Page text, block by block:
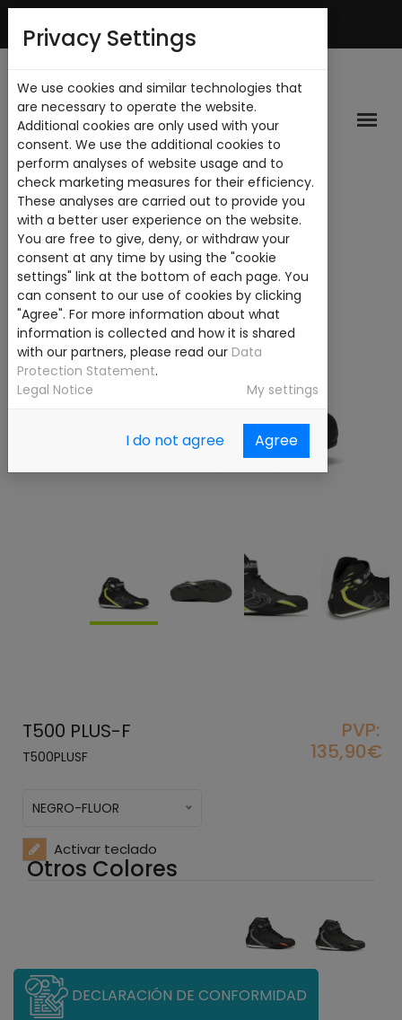
T500 PLUS-F
T500PLUSF
PVP:
135,90€
NEGRO-FLUOR
Activar teclado
Otros Colores
DECLARACIÓN DE CONFORMIDAD
Privacy Settings
We use cookies and similar technologies that
are necessary to operate the website.
Additional cookies are only used with your
consent. We use the additional cookies to
perform analyses of website usage and to
check marketing measures for their efficiency.
These analyses are carried out to provide you
with a better user experience on the website.
You are free to give, deny, or withdraw your
consent at any time by using the "cookie
settings" link at the bottom of each page. You
can consent to our use of cookies by clicking
"Agree". For more information about what
information is collected and how it is shared
with our partners, please read our Data
Protection Statement.
Legal Notice
My settings
I do not agree Agree